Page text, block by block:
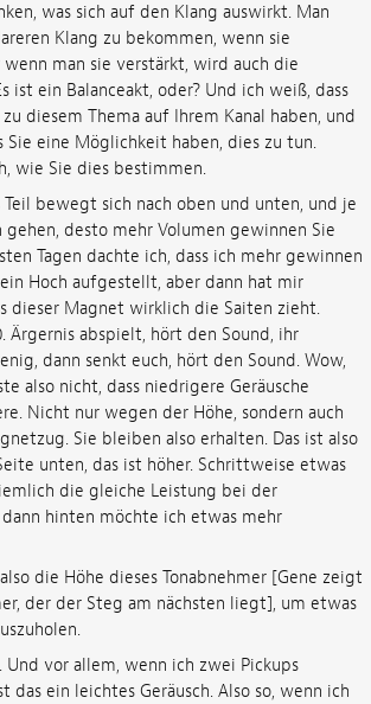
was sich auf den Klang auswirkt. Man
Klang zu bekommen, wenn sie
man sie verstärkt, wird auch die
ist ein Balanceakt, oder? Und ich weiß, dass
diesem Thema auf Ihrem Kanal haben, und
Sie eine Möglichkeit haben, dies zu tun.
wie Sie dies bestimmen.
Teil bewegt sich nach oben und unten, und je
gehen, desto mehr Volumen gewinnen Sie
Tagen dachte ich, dass ich mehr gewinnen
Hoch aufgestellt, aber dann hat mir
dieser Magnet wirklich die Saiten zieht.
Ärgernis abspielt, hört den Sound, ihr
dann senkt euch, hört den Sound. Wow,
also nicht, dass niedrigere Geräusche
Nicht nur wegen der Höhe, sondern auch
Sie bleiben also erhalten. Das ist also
unten, das ist höher. Schrittweise etwas
die gleiche Leistung bei der
dann hinten möchte ich etwas mehr
die Höhe dieses Tonabnehmer [Gene zeigt
der der Steg am nächsten liegt], um etwas
Und vor allem, wenn ich zwei Pickups
das ein leichtes Geräusch. Also so, wenn ich